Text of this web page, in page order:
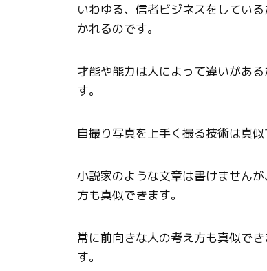
いわゆる、信者ビジネスをしてい
かれるのです。
才能や能力は人によって違いがあ
す。
自撮り写真を上手く撮る技術は真
小説家のような文章は書けません
方も真似できます。
常に前向きな人の考え方も真似で
す。